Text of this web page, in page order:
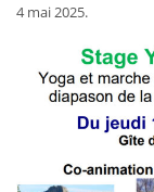
4 mai 2025.